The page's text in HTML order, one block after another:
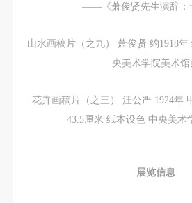
——《萧俊贤先生演辞：十一
山水画稿片（之九） 萧俊贤 约1918年
央美术学院美术馆
花卉画稿片（之三） 汪公严 1924年
43.5厘米 纸本设色 中央美术
展览信息